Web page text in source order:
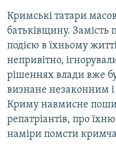
Кримські татари
батьківщину. Замість
подією в їхньому
непривітно,
рішеннях влади вже
визнане незаконним
Криму навмисне
репатріантів, про
наміри помсти